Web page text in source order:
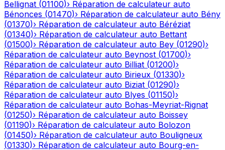
Bellignat (01100)› Réparation de calculateur auto
Bénonces (01470)› Réparation de calculateur auto Bény
(01370)› Réparation de calculateur auto Béréziat
(01340)› Réparation de calculateur auto Bettant
(01500)› Réparation de calculateur auto Bey (01290)›
Réparation de calculateur auto Beynost (01700)›
Réparation de calculateur auto Billiat (01200)›
Réparation de calculateur auto Birieux (01330)›
Réparation de calculateur auto Biziat (01290)›
Réparation de calculateur auto Blyes (01150)›
Réparation de calculateur auto Bohas-Meyriat-Rignat
(01250)› Réparation de calculateur auto Boissey
(01190)› Réparation de calculateur auto Bolozon
(01450)› Réparation de calculateur auto Bouligneux
(01330)› Réparation de calculateur auto Bourg-en-